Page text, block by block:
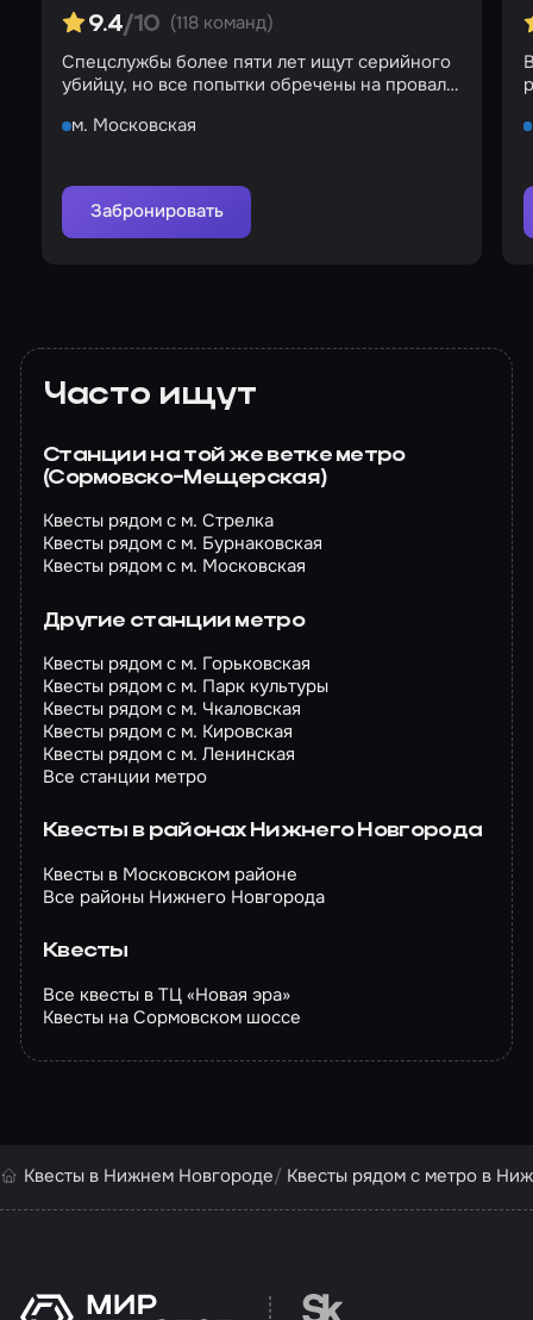
9.4/10 (118 команд)
Спецслужбы более пяти лет ищут серийного
убийцу, но все попытки обречены на провал…
м. Московская
Забронировать
Часто ищут
Станции на той же ветке метро
(Сормовско-Мещерская)
Квесты рядом с м. Стрелка
Квесты рядом с м. Бурнаковская
Квесты рядом с м. Московская
Другие станции метро
Квесты рядом с м. Горьковская
Квесты рядом с м. Парк культуры
Квесты рядом с м. Чкаловская
Квесты рядом с м. Кировская
Квесты рядом с м. Ленинская
Все станции метро
Квесты в районах Нижнего Новгорода
Квесты в Московском районе
Все районы Нижнего Новгорода
Квесты
Все квесты в ТЦ «Новая эра»
Квесты на Сормовском шоссе
Квесты в Нижнем Новгороде Квесты рядом с метро в
Перейти на сайт